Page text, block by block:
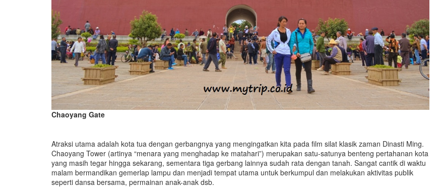
Chaoyang Gate
Atraksi utama adalah kota tua dengan gerbangnya yang mengingatkan kita pada film silat klasik zaman Dinasti Ming.
Chaoyang Tower (artinya “menara yang menghadap ke matahari”) merupakan satu-satunya benteng pertahanan kota
yang masih tegar hingga sekarang, sementara tiga gerbang lainnya sudah rata dengan tanah. Sangat cantik di waktu
malam bermandikan gemerlap lampu dan menjadi tempat utama untuk berkumpul dan melakukan aktivitas publik
seperti dansa bersama, permainan anak-anak dsb.